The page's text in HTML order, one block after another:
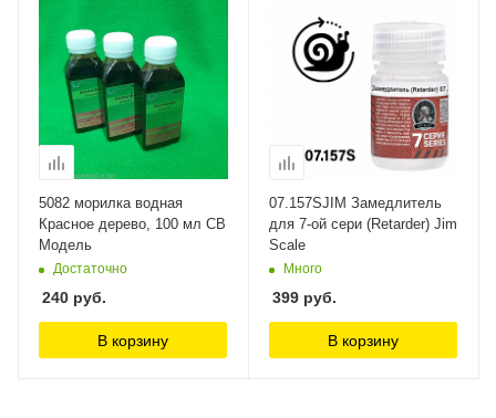
5082 морилка водная
Красное дерево, 100 мл СВ
Модель
Достаточно
240 руб.
В корзину
07.157SJIM Замедлитель
для 7-ой сери (Retarder) Jim
Scale
Много
399 руб.
В корзину